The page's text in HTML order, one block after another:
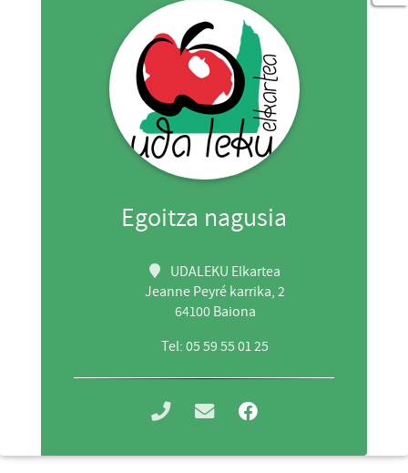
Egoitza nagusia
UDALEKU Elkartea
Jeanne Peyré karrika, 2
64100 Baiona
Tel: 05 59 55 01 25